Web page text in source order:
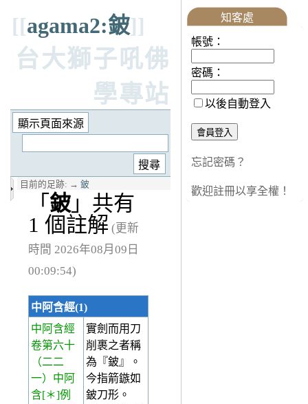
[[agama2:鈹]]
台大獅子吼佛
學專站
目前的足跡: → 鈹
「 鈹 」共有
1 個註解 (更新
時間 2026年08月09日
00:09:54)
中阿含經(1)
中阿含經
卷第六十
（二二
一）中阿
含[＊]例
實劍而用刀
削裹之者稱
為『鈹』。
今指箭鏃如
鈹刀形。
知客處
帳號：
密碼：
以後自動登入
忘記密碼？
歡迎註冊以享全權！